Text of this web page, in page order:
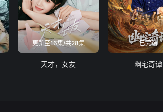
更新至16集/共28集
天才，女友
已完结
幽宅奇谭